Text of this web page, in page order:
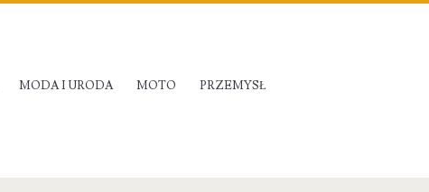
MODA I URODA MOTO PRZEMYSŁ